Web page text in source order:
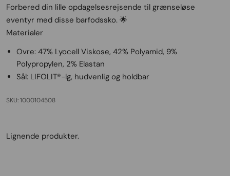
Forbered din lille opdagelsesrejsende til grænseløse
eventyr med disse barfodssko. 🌟
Materialer
Ovre: 47% Lyocell Viskose, 42% Polyamid, 9%
Polypropylen, 2% Elastan
Sål: LIFOLIT®-lg, hudvenlig og holdbar
SKU: 1000104508